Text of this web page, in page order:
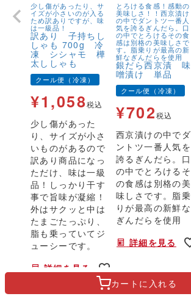
カートに 入れる
少し傷があったり、サ
イズが小さいのが入る
ため訳ありですが、味
は一級品！
訳あり 子持ちし
しゃも 700g 冷
凍 シシャモ 樺
太ししゃも
クール便（冷凍）
¥1,058税込
少し傷があった
り、サイズが小さ
いものがあるので
訳あり商品になっ
ただけ、味は一級
品！しっかり干す
事で旨味が凝縮！
外はサクッと中は
たまごたっぷり、
脂も乗っていてジ
ューシーです。
詳細を見る
とろける食感！感動の
美味しさ！！西京漬け
の中でダントツ一番人
気を誇るぎんだら。口
の中でとろけるその食
感は別格の美味しさで
す。脂乗りが最高の新
鮮なぎんだらを使用
銀だら西京漬 味
噌漬け 単品
クール便（冷凍）
¥702税込
西京漬けの中でダ
ントツ一番人気を
誇るぎんだら。口
の中でとろけるそ
の食感は別格の美
味しさです。脂乗
りが最高の新鮮な
ぎんだらを使用
詳細を見る